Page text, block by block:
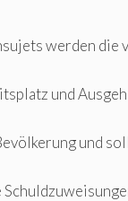
werden die
und
und